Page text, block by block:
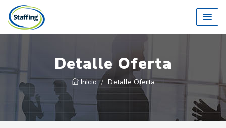
Detalle Oferta
Inicio Detalle Oferta